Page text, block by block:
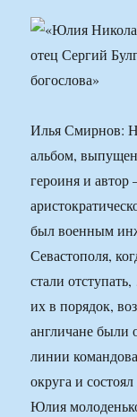
Илья Смирнов:
альбом,
героиня и
был военным
Севастополя,
стали
их в порядок,
англичане были
линии
округа и
Юлия